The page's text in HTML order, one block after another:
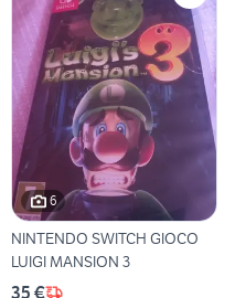
6
NINTENDO SWITCH GIOCO
LUIGI MANSION 3
35 €